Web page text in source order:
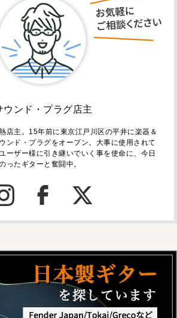
ウンド・プラグ店主
店主。15年前に東京江戸川区の平井に楽器＆
ンド・プラグをオープン。大事に使用されて
ーザー様に引き継いでいく事を使命に、今日
ったギターと奮闘中。